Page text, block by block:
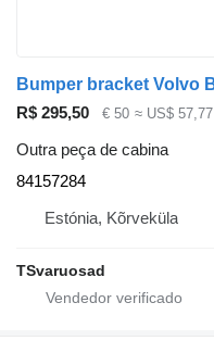
R$ 295,50 € 50 ≈ US$ 57,77
Outra peça de cabina
84157284
Estónia, Kõrveküla
TSvaruosad